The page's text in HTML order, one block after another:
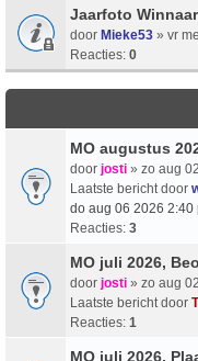
Jaarfoto
door Mieke53 » vr
Reacties: 0
MO augustus
door josti » zo aug
Laatste bericht door
do aug 06 2026 2:40
Reacties: 3
MO juli 2026,
door josti » zo aug
Laatste bericht door
Reacties: 1
MO juli 2026,